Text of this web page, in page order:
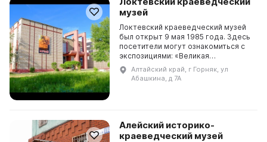
музей
Локтевский краеведческий музей
был открыт 9 мая 1985 года. Здесь
посетители могут ознакомиться с
экспозициями: «Великая
Отечественная война, 1941–1945
гг.», «История горного
производства» и «Природа Л...
Алтайский край, г Горняк, ул
Абашкина, д 7А
Алейский историко-
краеведческий музей